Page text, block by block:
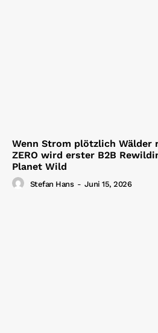
Wenn Strom plötzlich Wälder
ZERO wird erster B2B
Planet Wild
Stefan Hans - Juni 15, 2026